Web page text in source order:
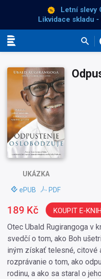
Letní slevy
Likvidace skladu -
UKÁZKA
ePUB PDF
Otec Ubald Rugirangoga v
svedčí o tom, ako Boh
iným získať telesné, citové
rozprávanie o tom, ako
rodinu, a ako sa staral o
189 Kč KOUPIT E-